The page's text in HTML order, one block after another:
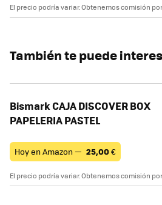
El precio podría variar. Obtenemos comisión
También te puede
Bismark CAJA DISCOVER BOX
PAPELERIA PASTEL
Hoy en Amazon — 25,00€
El precio podría variar. Obtenemos comisión